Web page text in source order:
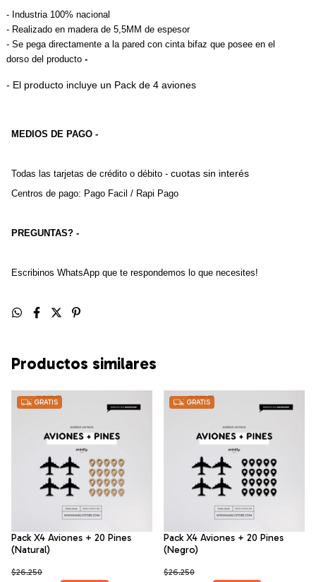
- Industria 100% nacional
- Realizado en madera de 5,5MM de espesor
- Se pega directamente a la pared con cinta bifaz que posee en el
dorso del producto -
- El producto incluye un Pack de 4 aviones
MEDIOS DE PAGO -
Todas las tarjetas de crédito o débito - cuotas sin interés
Centros de pago: Pago Facil / Rapi Pago
PREGUNTAS? -
Escribinos WhatsApp que te respondemos lo que necesites!
Productos similares
GRATIS
Pack X4 Aviones + 20 Pines
(Natural)
$26.250
GRATIS
Pack X4 Aviones + 20 Pines
(Negro)
$26.250